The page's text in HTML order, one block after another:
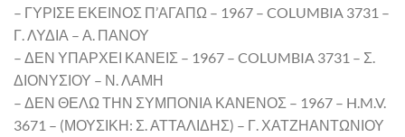
– ΓΥΡΙΣΕ ΕΚΕΙΝΟΣ Π’ΑΓΑΠΩ – 1967 – COLUMBIA 3731 –
Γ. ΛΥΔΙΑ – Α. ΠΑΝΟΥ
– ΔΕΝ ΥΠΑΡΧΕΙ ΚΑΝΕΙΣ – 1967 – COLUMBIA 3731 – Σ.
ΔΙΟΝΥΣΙΟΥ – Ν. ΛΑΜΗ
– ΔΕΝ ΘΕΛΩ ΤΗΝ ΣΥΜΠΟΝΙΑ ΚΑΝΕΝΟΣ – 1967 – H.M.V.
3671 – (ΜΟΥΣΙΚΗ: Σ. ΑΤΤΑΛΙΔΗΣ) – Γ. ΧΑΤΖΗΑΝΤΩΝΙΟΥ